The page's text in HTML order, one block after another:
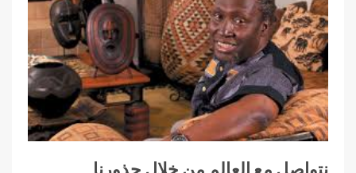
نتواصل مع العالم من خلال جذورنا